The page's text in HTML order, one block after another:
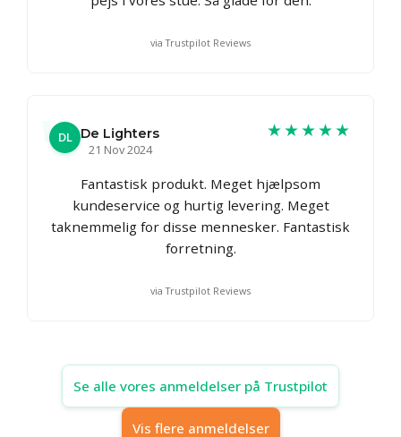
via Trustpilot Reviews
DL De Lighters
21 Nov 2024
★★★★★
Fantastisk produkt. Meget hjælpsom
kundeservice og hurtig levering. Meget
taknemmelig for disse mennesker. Fantastisk
forretning.
via Trustpilot Reviews
Se alle vores anmeldelser på Trustpilot
Vis flere anmeldelser